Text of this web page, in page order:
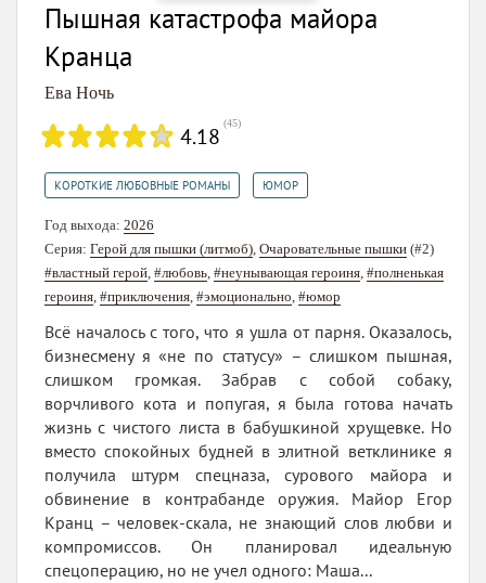
Пышная катастрофа майора
Кранца
Ева Ночь
4.18 (45)
КОРОТКИЕ ЛЮБОВНЫЕ РОМАНЫ ЮМОР
Год выхода: 2026
Серия: Герой для пышки (литмоб), Очаровательные пышки (#2)
#властный герой, #любовь, #неунывающая героиня, #полненькая
героиня, #приключения, #эмоционально, #юмор
Всё началось с того, что я ушла от парня. Оказалось,
бизнесмену я «не по статусу» – слишком пышная,
слишком громкая. Забрав с собой собаку,
ворчливого кота и попугая, я была готова начать
жизнь с чистого листа в бабушкиной хрущевке. Но
вместо спокойных будней в элитной ветклинике я
получила штурм спецназа, сурового майора и
обвинение в контрабанде оружия. Майор Егор
Кранц – человек-скала, не знающий слов любви и
компромиссов. Он планировал идеальную
спецоперацию, но не учел одного: Маша...